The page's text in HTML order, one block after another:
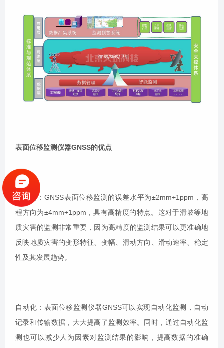
表面位移监测仪器GNSS的优点
高精度：GNSS表面位移监测的误差水平为±2mm+1ppm，高
程方向为±4mm+1ppm，具有高精度的特点。这对于滑坡等地
质灾害的监测非常重要，因为高精度的监测结果可以更准确地
反映地质灾害的变形特征、变幅、滑动方向、滑动速率、稳定
性及其发展趋势。
自动化：表面位移监测仪器GNSS可以实现自动化监测，自动
记录和传输数据，大大提高了监测效率。同时，通过自动化监
测也可以减少人为因素对监测结果的影响，提高数据的准确